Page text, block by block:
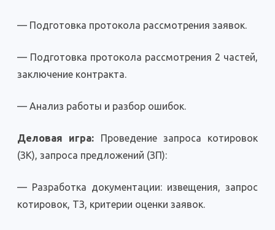
— Подготовка протокола рассмотрения заявок.
— Подготовка протокола рассмотрения 2 частей,
заключение контракта.
— Анализ работы и разбор ошибок.
Деловая игра: Проведение запроса котировок
(ЗК), запроса предложений (ЗП):
— Разработка документации: извещения, запрос
котировок, ТЗ, критерии оценки заявок.